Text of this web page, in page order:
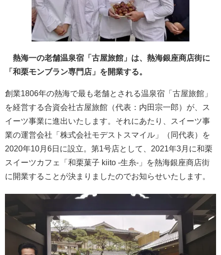
熱海一の老舗温泉宿「古屋旅館」は、熱海銀座商店街に
「和栗モンブラン専門店」を開業する。
創業1806年の熱海で最も老舗とされる温泉宿「古屋旅館」
を経営する合資会社古屋旅館（代表：内田宗一郎）が、ス
イーツ事業に進出いたします。それにあたり、スイーツ事
業の運営会社「株式会社モデストスマイル」（同代表）を
2020年10月6日に設立。第1号店として、2021年3月に和栗
スイーツカフェ「和栗菓子 kiito -生糸-」を熱海銀座商店街
に開業することが決まりましたのでお知らせいたします。